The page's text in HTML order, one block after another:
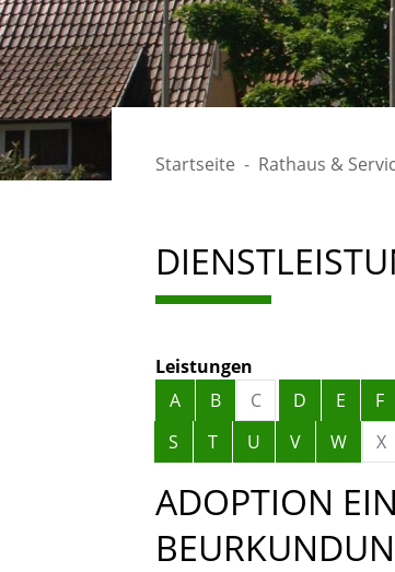
Startseite Rathaus &
Leistungen
Alphabetisches Register
A B C D E F
S
T U V W X
ADOPTION